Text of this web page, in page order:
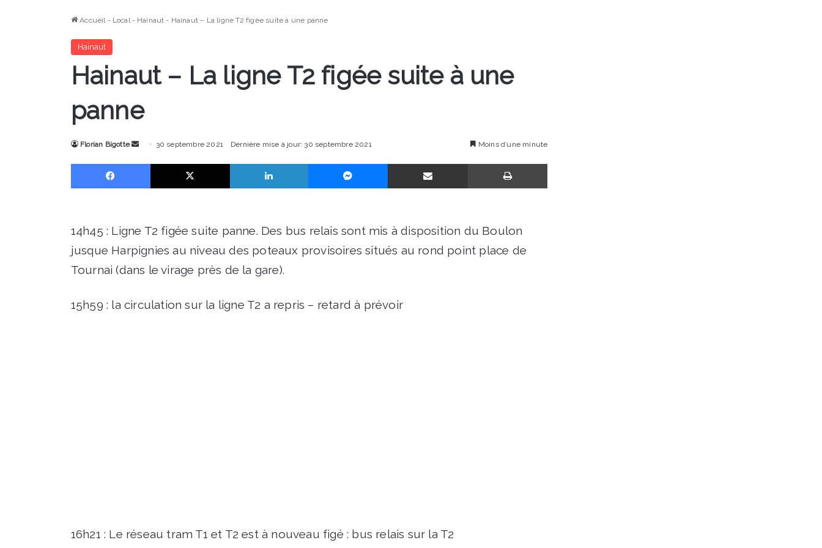
Accueil - Local - Hainaut - Hainaut – La ligne T2 figée suite à une panne
Hainaut
Hainaut – La ligne T2 figée suite à une
panne
Florian Bigotte
Envoyer30 septembre 2021 Dernière mise à jour: 30 septembre 2021 Moins d’une minute
Facebook X Linkedin Messenger Partager par email Imprimer
14h45 : Ligne T2 figée suite panne. Des bus relais sont mis à disposition du Boulon
jusque Harpignies au niveau des poteaux provisoires situés au rond point place de
Tournai (dans le virage près de la gare).
15h59 : la circulation sur la ligne T2 a repris – retard à prévoir
16h21 : Le réseau tram T1 et T2 est à nouveau figé : bus relais sur la T2